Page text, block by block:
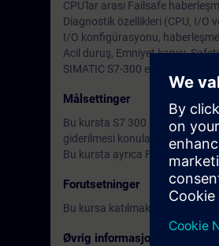
CPU'lar arası Failsafe
Diagnostik özellikleri (CPU, I/O
I/O konfigürasyonu,
Acil duruş, Emniyet kapısı,
SIMATIC S7-300 eğitim seti
Målsettinger
Bu kursta S7 300 PLC'lerde
giderilmesi konularını
Bu kursta ayrıca F-FBD ve F-
Forutsetninger
Bu kursa katılmak için S7
Øvrig informasjon